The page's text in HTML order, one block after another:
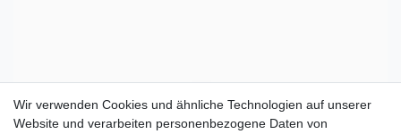
Wir verwenden Cookies und ähnliche Technologien auf unserer
Website und verarbeiten personenbezogene Daten von